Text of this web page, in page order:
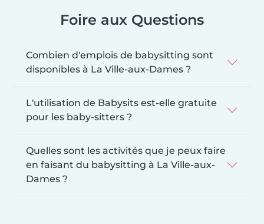
Foire aux Questions
Combien d'emplois de babysitting sont
disponibles à La Ville-aux-Dames ?
L'utilisation de Babysits est-elle gratuite
pour les baby-sitters ?
Quelles sont les activités que je peux faire
en faisant du babysitting à La Ville-aux-
Dames ?